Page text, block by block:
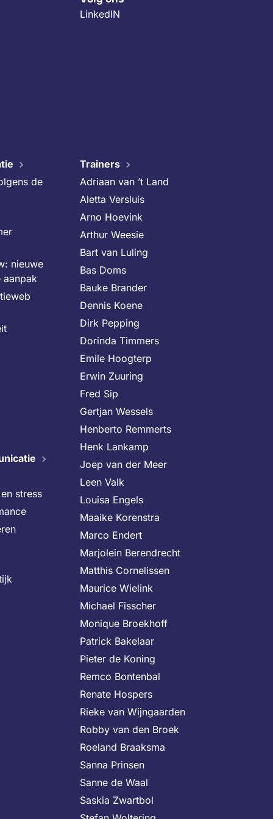
LinkedIN
de
nieuwe
aanpak
stress
Trainers
Adriaan van ’t Land
Aletta Versluis
Arno Hoevink
Arthur Weesie
Bart van Luling
Bas Doms
Bauke Brander
Dennis Koene
Dirk Pepping
Dorinda Timmers
Emile Hoogterp
Erwin Zuuring
Fred Sip
Gertjan Wessels
Henberto Remmerts
Henk Lankamp
Joep van der Meer
Leen Valk
Louisa Engels
Maaike Korenstra
Marco Endert
Marjolein Berendrecht
Matthis Cornelissen
Maurice Wielink
Michael Fisscher
Monique Broekhoff
Patrick Bakelaar
Pieter de Koning
Remco Bontenbal
Renate Hospers
Rieke van Wijngaarden
Robby van den Broek
Roeland Braaksma
Sanna Prinsen
Sanne de Waal
Saskia Zwartbol